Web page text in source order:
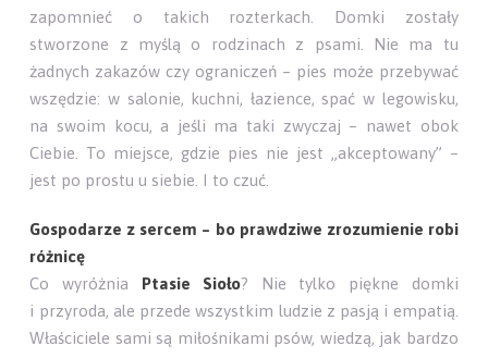
zapomnieć o takich rozterkach. Domki zostały
stworzone z myślą o rodzinach z psami. Nie ma tu
żadnych zakazów czy ograniczeń – pies może przebywać
wszędzie: w salonie, kuchni, łazience, spać w legowisku,
na swoim kocu, a jeśli ma taki zwyczaj – nawet obok
Ciebie. To miejsce, gdzie pies nie jest „akceptowany” –
jest po prostu u siebie. I to czuć.
Gospodarze z sercem – bo prawdziwe zrozumienie robi
różnicę
Co wyróżnia Ptasie Sioło? Nie tylko piękne domki
i przyroda, ale przede wszystkim ludzie z pasją i empatią.
Właściciele sami są miłośnikami psów, wiedzą, jak bardzo